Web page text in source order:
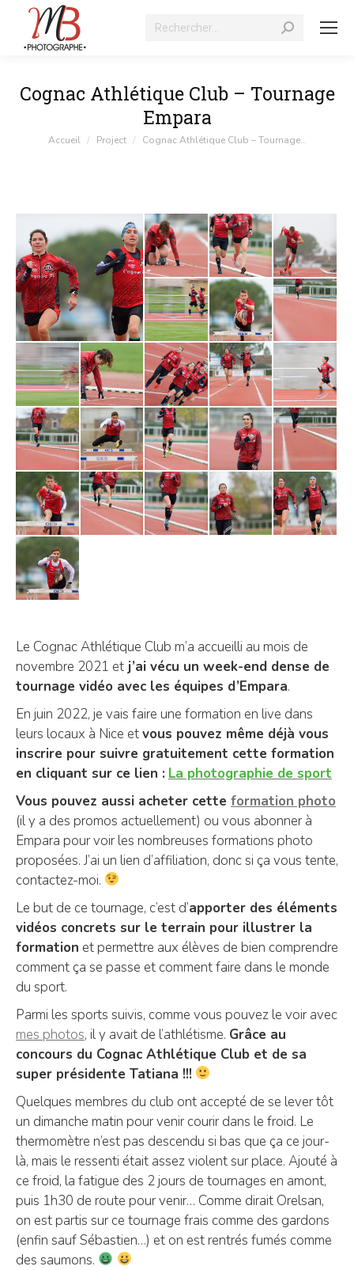
Recherche
Cognac Athlétique Club – Tournage
Empara
Vous êtes ici :
Accueil Project Cognac Athlétique Club – Tournage…
Le Cognac Athlétique Club m’a accueilli au mois de
novembre 2021 et j’ai vécu un week-end dense de
tournage vidéo avec les équipes d’Empara.
En juin 2022, je vais faire une formation en live dans
leurs locaux à Nice etvous pouvez même déjà vous
inscrire pour suivre gratuitement cette formation
en cliquant sur ce lien : La photographie de sport
Vous pouvez aussi acheter cette formation photo
(il y a des promos actuellement) ou vous abonner à
Empara pour voir les nombreuses formations photo
proposées. J’ai un lien d’affiliation, donc si ça vous tente,
contactez-moi.
Le but de ce tournage, c’est d’apporter des éléments
vidéos concrets sur le terrain pour illustrer la
formation et permettre aux élèves de bien comprendre
comment ça se passe et comment faire dans le monde
du sport.
Parmi les sports suivis, comme vous pouvez le voir avec
mes photos, il y avait de l’athlétisme. Grâce au
concours du Cognac Athlétique Club et de sa
super présidente Tatiana !!!
Quelques membres du club ont accepté de se lever tôt
un dimanche matin pour venir courir dans le froid. Le
thermomètre n’est pas descendu si bas que ça ce jour-
là, mais le ressenti était assez violent sur place. Ajouté à
ce froid, la fatigue des 2 jours de tournages en amont,
puis 1h30 de route pour venir… Comme dirait Orelsan,
on est partis sur ce tournage frais comme des gardons
(enfin sauf Sébastien…) et on est rentrés fumés comme
des saumons.